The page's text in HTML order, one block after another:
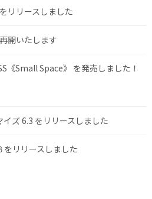
リリースしました
開いたします
《Small Space》 を発売しました！
ズ 6.3 をリリースしました
をリリースしました